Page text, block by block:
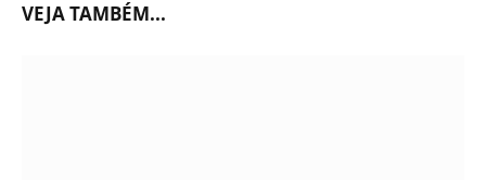
VEJA TAMBÉM...